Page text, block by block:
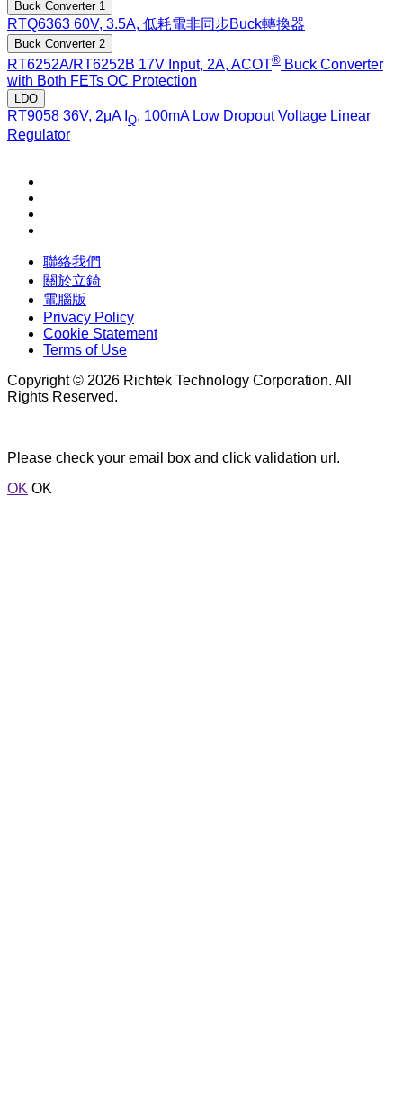
Buck Converter 1
RTQ6363 60V, 3.5A, 低耗電非同步Buck轉換器
Buck Converter 2
RT6252A/RT6252B 17V Input, 2A, ACOT® Buck Converter
with Both FETs OC Protection
LDO
RT9058 36V, 2μA I Q, 100mA Low Dropout Voltage Linear
Regulator
聯絡我們
關於立錡
電腦版
Privacy Policy
Cookie Statement
Terms of Use
Copyright © 2026 Richtek Technology Corporation. All
Rights Reserved.
Please check your email box and click validation url.
OK OK